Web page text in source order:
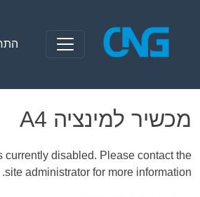
content
מכשיר למינציה A4
currently disabled. Please contact the
site administrator for more information.